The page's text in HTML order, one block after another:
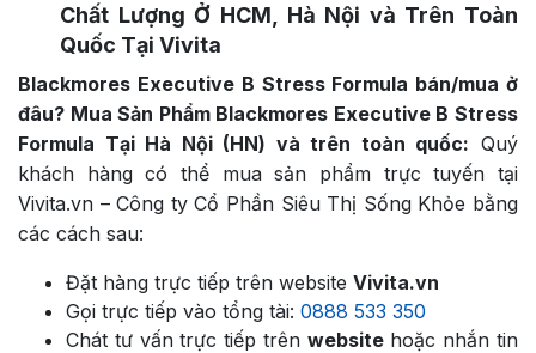
Chất Lượng Ở HCM, Hà Nội và Trên Toàn
Quốc Tại Vivita
Blackmores Executive B Stress Formula bán/mua ở
đâu? Mua Sản Phẩm Blackmores Executive B Stress
Formula Tại Hà Nội (HN) và trên toàn quốc: Quý
khách hàng có thể mua sản phẩm trực tuyến tại
Vivita.vn – Công ty Cổ Phần Siêu Thị Sống Khỏe bằng
các cách sau:
Đặt hàng trực tiếp trên website Vivita.vn
Gọi trực tiếp vào tổng tài: 0888 533 350
Chát tư vấn trực tiếp trên websitehoặc nhắn tin